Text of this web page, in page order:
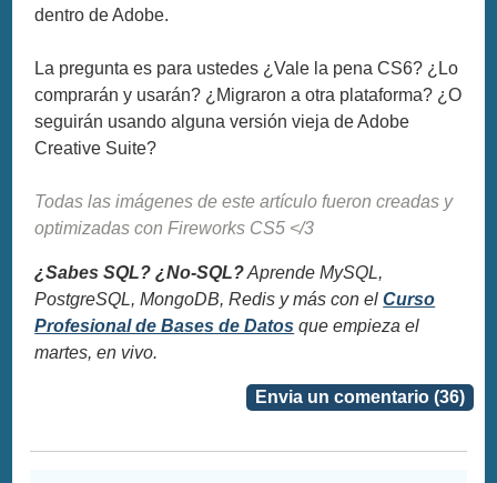
dentro de Adobe.
La pregunta es para ustedes ¿Vale la pena CS6? ¿Lo
comprarán y usarán? ¿Migraron a otra plataforma? ¿O
seguirán usando alguna versión vieja de Adobe
Creative Suite?
Todas las imágenes de este artículo fueron creadas y
optimizadas con Fireworks CS5 </3
¿Sabes SQL? ¿No-SQL?Aprende MySQL,
PostgreSQL, MongoDB, Redis y más con elCurso
Profesional de Bases de Datos que empieza el
martes, en vivo.
Envia un comentario (36)